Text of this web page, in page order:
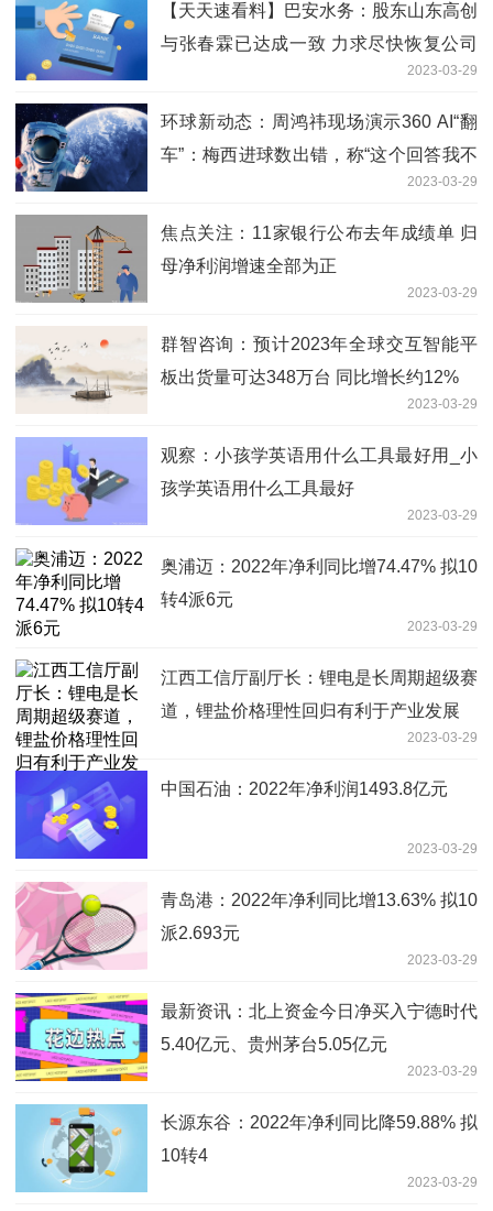
【天天速看料】巴安水务：股东山东高创
与张春霖已达成一致 力求尽快恢复公司
2023-03-29
环球新动态：周鸿祎现场演示360 AI“翻
车”：梅西进球数出错，称“这个回答我不
2023-03-29
焦点关注：11家银行公布去年成绩单 归
母净利润增速全部为正
2023-03-29
群智咨询：预计2023年全球交互智能平
板出货量可达348万台 同比增长约12%
2023-03-29
观察：小孩学英语用什么工具最好用_小
孩学英语用什么工具最好
2023-03-29
奥浦迈：2022年净利同比增74.47% 拟10
转4派6元
2023-03-29
江西工信厅副厅长：锂电是长周期超级赛
道，锂盐价格理性回归有利于产业发展
2023-03-29
中国石油：2022年净利润1493.8亿元
2023-03-29
青岛港：2022年净利同比增13.63% 拟10
派2.693元
2023-03-29
最新资讯：北上资金今日净买入宁德时代
5.40亿元、贵州茅台5.05亿元
2023-03-29
长源东谷：2022年净利同比降59.88% 拟
10转4
2023-03-29